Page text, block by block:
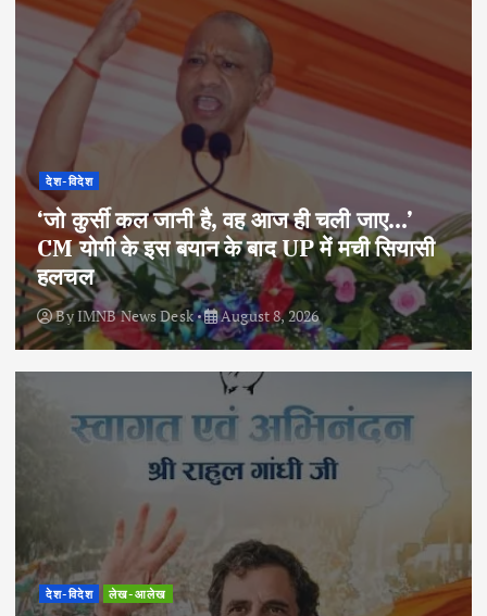
देश-विदेश
‘जो कुर्सी कल जानी है, वह आज ही चली जाए…’
CM योगी के इस बयान के बाद UP में मची सियासी
हलचल
ByIMNB News Desk August 8, 2026
देश-विदेश लेख-आलेख